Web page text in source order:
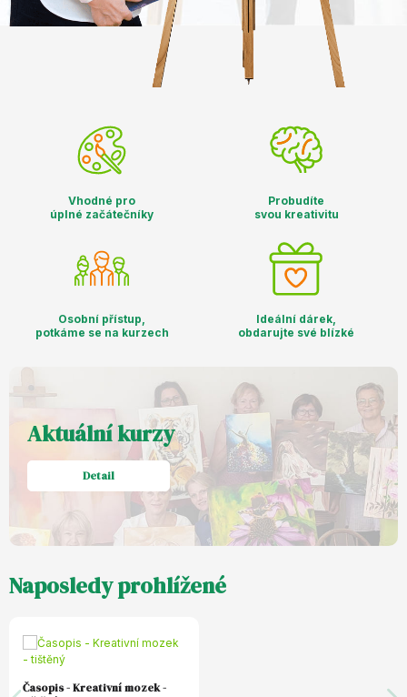
Vhodné pro
úplné začátečníky
Probudíte
svou kreativitu
Osobní přístup,
potkáme se na kurzech
Ideální dárek,
obdarujte své blízké
Aktuální kurzy
Detail
Naposledy prohlížené
Časopis - Kreativní mozek -